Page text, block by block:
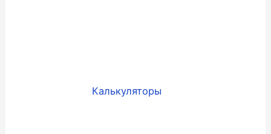
Калькуляторы